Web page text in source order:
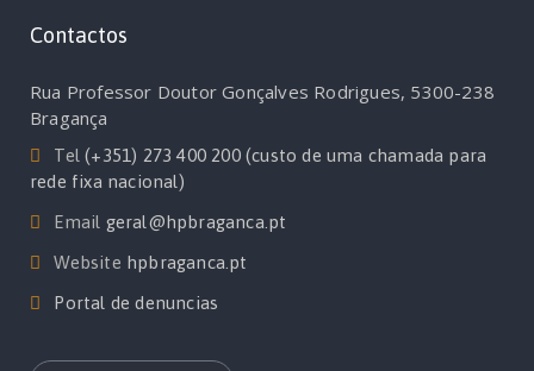
Contactos
Rua Professor Doutor Gonçalves Rodrigues, 5300-238
Bragança
Tel(+351) 273 400 200 (custo de uma chamada para
rede fixa nacional)
Email geral@hpbraganca.pt
Website hpbraganca.pt
Portal de denuncias